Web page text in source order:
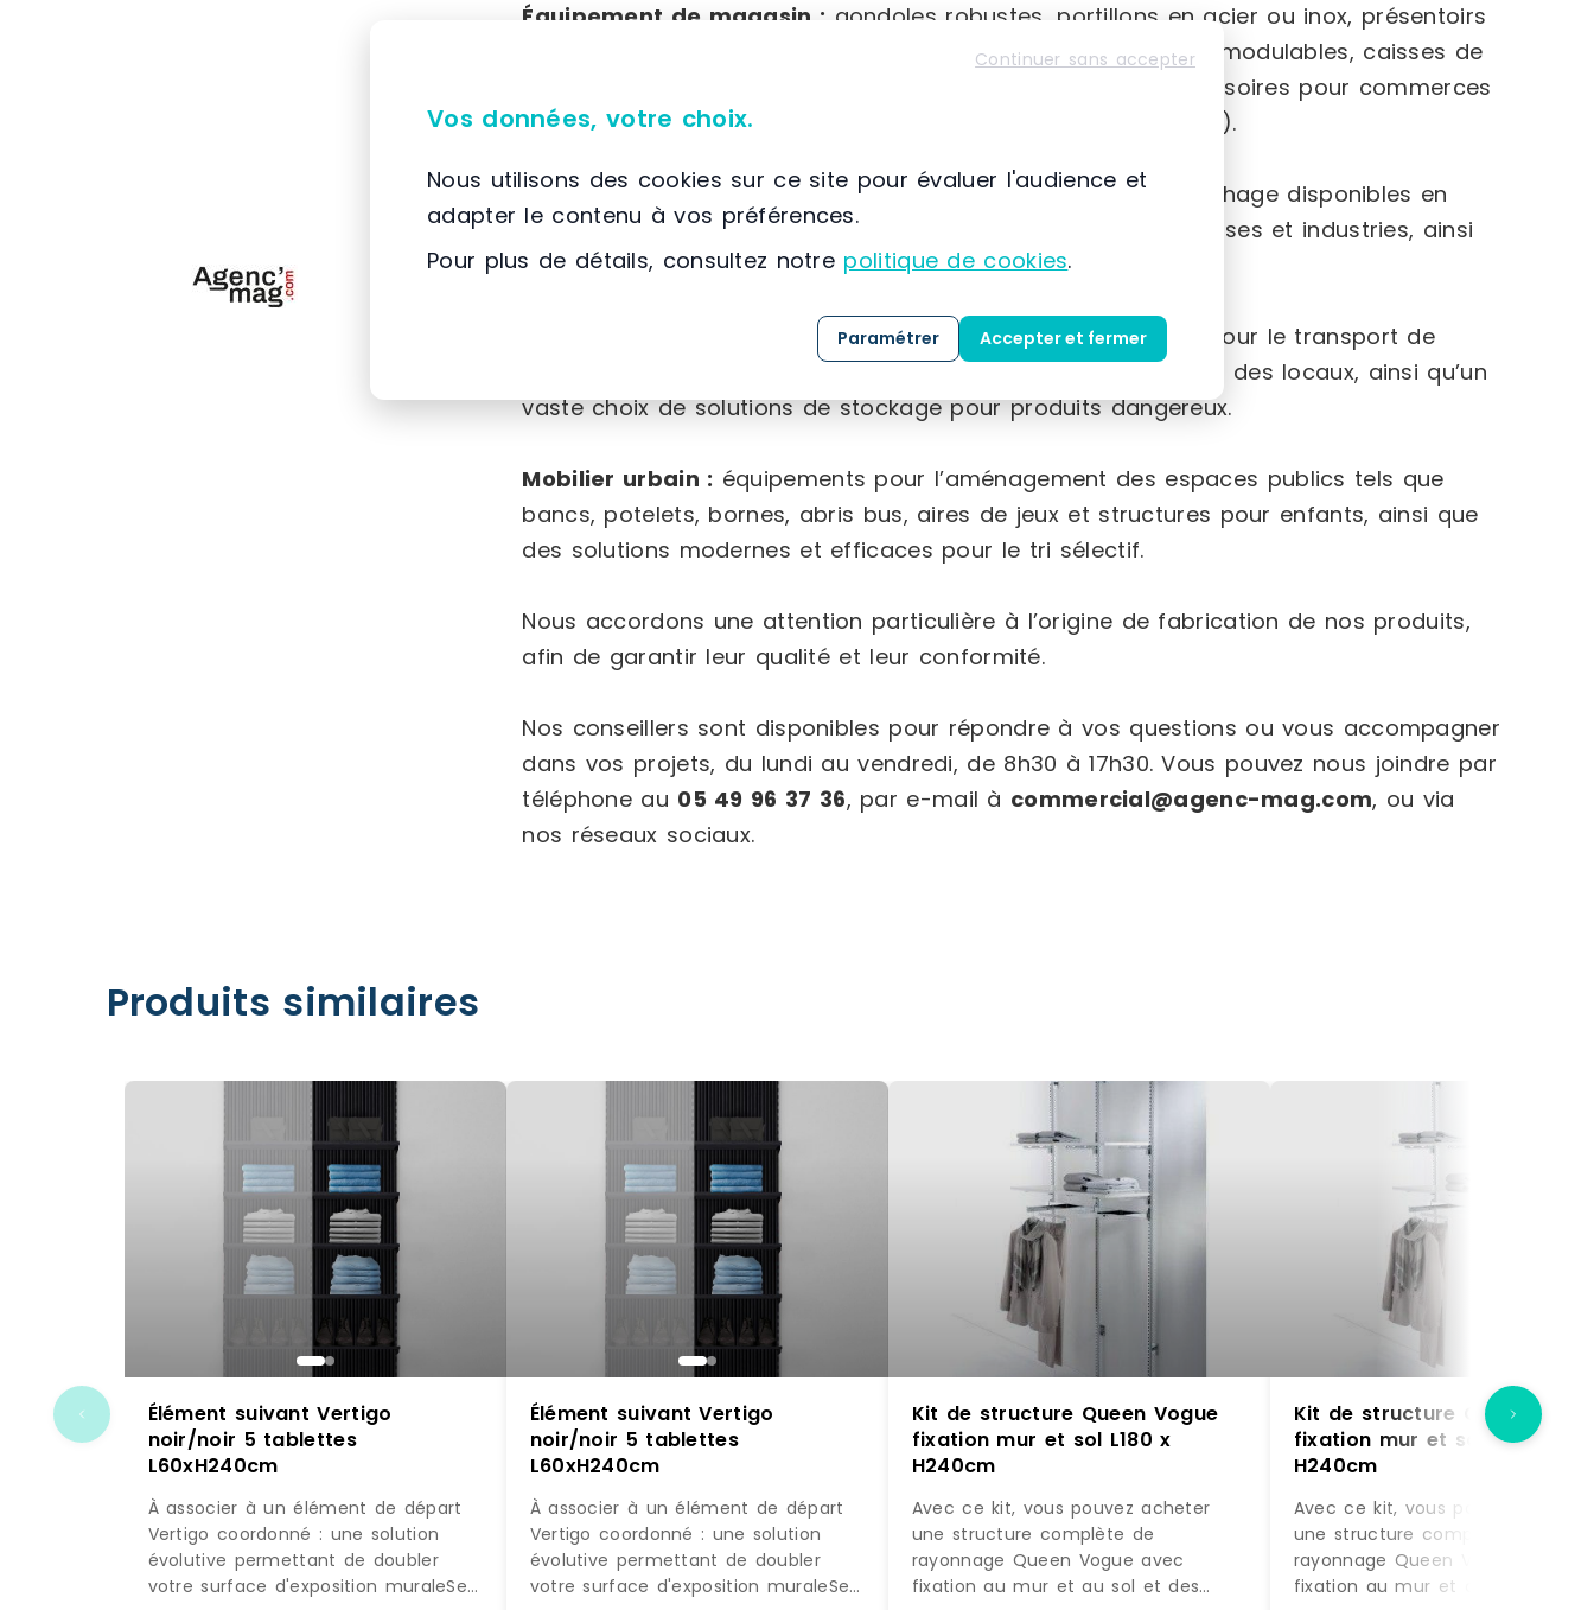
Équipement de magasin : gondoles robustes, portillons en acier ou inox, présentoirs
fruits et légumes fabriqués en France, rayonnages d’archives modulables, caisses de
sortie de différentes tailles, ainsi qu’une large gamme d’accessoires pour commerces
(paniers, séparateurs, broches, porte-étiquettes, chariots, etc.).
Équipement intérieur :mobilier d’accueil varié, vitrines d’affichage disponibles en
plusieurs formats, accessoires sanitaires adaptés aux entreprises et industries, ainsi
que du matériel électoral.
chariots et diables de manutention pour le transport de
charges lourdes, protections pour la sécurité des employés et des locaux, ainsi qu’un
vaste choix de solutions de stockage pour produits dangereux.
Mobilier urbain : équipements pour l’aménagement des espaces publics tels que
bancs, potelets, bornes, abris bus, aires de jeux et structures pour enfants, ainsi que
des solutions modernes et efficaces pour le tri sélectif.
Nous accordons une attention particulière à l’origine de fabrication de nos produits,
afin de garantir leur qualité et leur conformité.
Nos conseillers sont disponibles pour répondre à vos questions ou vous accompagner
dans vos projets, du lundi au vendredi, de 8h30 à 17h30. Vous pouvez nous joindre par
téléphone au 05 49 96 37 36, par e-mail à commercial@agenc-mag.com, ou via
nos réseaux sociaux.
Produits similaires
Élément suivant Vertigo
noir/noir 5 tablettes
L60xH240cm
À associer à un élément de départ
Vertigo coordonné : une solution
évolutive permettant de doubler
votre surface d'exposition muraleSe
Élément suivant Vertigo
noir/noir 5 tablettes
L60xH240cm
À associer à un élément de départ
Vertigo coordonné : une solution
évolutive permettant de doubler
votre surface d'exposition muraleSe
Kit de structure Queen Vogue
fixation mur et sol L180 x
H240cm
Avec ce kit, vous pouvez acheter
une structure complète de
rayonnage Queen Vogue avec
fixation au mur et au sol et des
Kit de structure Queen
fixation mur et sol L180 x
H240cm
Avec ce kit, vous pouvez acheter
une structure complète de
rayonnage Queen Vogue avec
fixation au mur et au sol et des
Continuer sans accepter
Vos données, votre choix.
Nous utilisons des cookies sur ce site pour évaluer l'audience et
adapter le contenu à vos préférences.
Pour plus de détails, consultez notre politique de cookies.
Paramétrer Accepter et fermer